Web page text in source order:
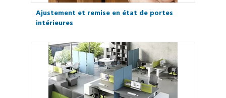
Ajustement et remise en état de portes
intérieures